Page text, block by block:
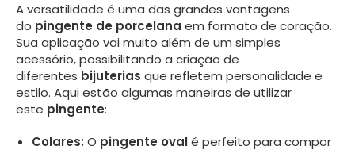
A versatilidade é uma das grandes vantagens
do pingente de porcelana em formato de coração.
Sua aplicação vai muito além de um simples
acessório, possibilitando a criação de
diferentes bijuterias que refletem personalidade e
estilo. Aqui estão algumas maneiras de utilizar
este pingente:
Colares: O pingente ovalé perfeito para compor